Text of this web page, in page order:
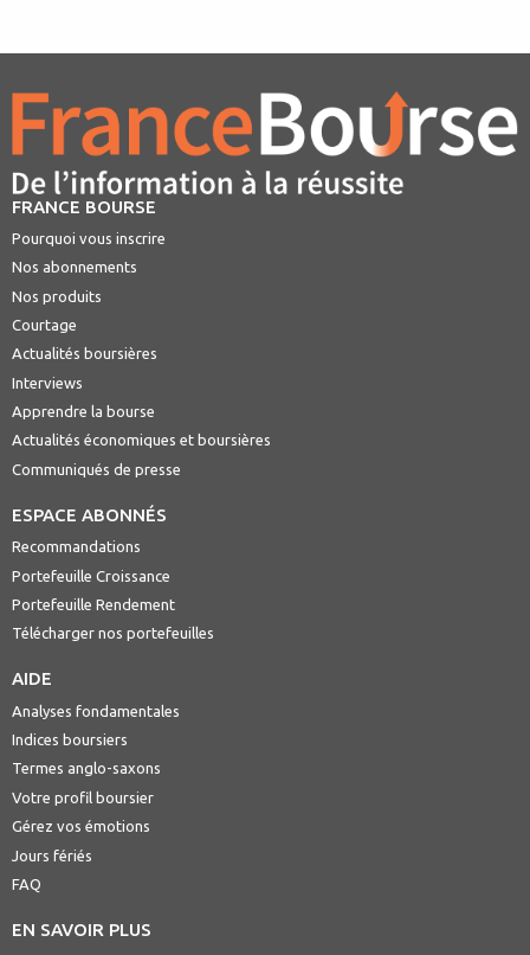
FRANCE BOURSE
Pourquoi vous inscrire
Nos abonnements
Nos produits
Courtage
Actualités boursières
Interviews
Apprendre la bourse
Actualités économiques et boursières
Communiqués de presse
ESPACE ABONNÉS
Recommandations
Portefeuille Croissance
Portefeuille Rendement
Télécharger nos portefeuilles
AIDE
Analyses fondamentales
Indices boursiers
Termes anglo-saxons
Votre profil boursier
Gérez vos émotions
Jours fériés
FAQ
EN SAVOIR PLUS